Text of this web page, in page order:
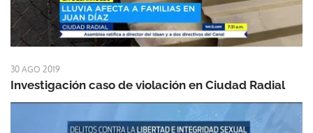
30 AGO 2019
Investigación caso de violación en Ciudad Radial